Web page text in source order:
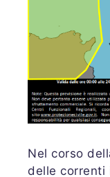
Nel corso
delle correnti